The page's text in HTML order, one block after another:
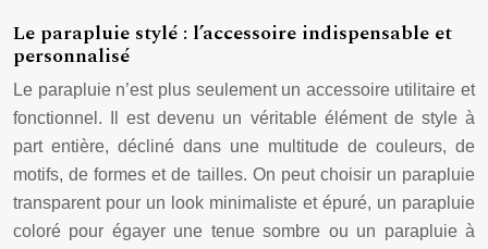
Le parapluie stylé : l’accessoire indispensable et
personnalisé
Le parapluie n’est plus seulement un accessoire utilitaire et
fonctionnel. Il est devenu un véritable élément de style à
part entière, décliné dans une multitude de couleurs, de
motifs, de formes et de tailles. On peut choisir un parapluie
transparent pour un look minimaliste et épuré, un parapluie
coloré pour égayer une tenue sombre ou un parapluie à